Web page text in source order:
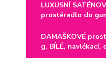
LUXUSNÍ
prostěradlo do
DAMAŠKOVÉ
g, BÍLÉ, navlékací,